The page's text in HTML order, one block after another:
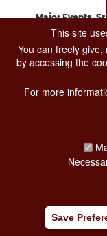
Major Events,
Via di San Basilio,
This site
You can freely
by accessing the
For more
Save